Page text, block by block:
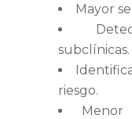
Mayor
subclínicas.
riesgo.
Menor